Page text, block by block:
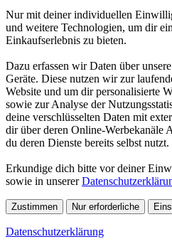
Nur mit deiner individuellen
und weitere Technologien, um dir
Einkaufserlebnis zu bieten.
Dazu erfassen wir Daten über
Geräte. Diese nutzen wir zur
Website und um dir personalisierte
sowie zur Analyse der
deine verschlüsselten Daten mit
dir über deren Online-Werbekanäle
du deren Dienste bereits selbst nutzt.
Erkundige dich bitte vor deiner
sowie in unserer
Zustimmen Nur erforderliche
Datenschutzerklärung